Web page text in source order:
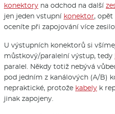
konektory na odchod na další
jen jeden vstupní konektor,
oceníte při zapojování více
U výstupních konektorů si
můstkový/paralelní výstup, tedy
paralel. Někdy totiž nebývá
pod jedním z kanálových (A/B)
nepraktické, protože kabely k
jinak zapojeny.